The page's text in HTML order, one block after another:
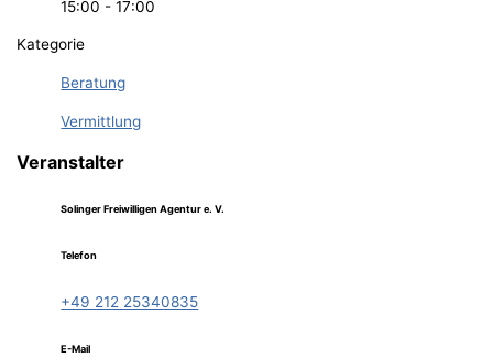
15:00 - 17:00
Kategorie
Beratung
Vermittlung
Veranstalter
Solinger Freiwilligen Agentur e. V.
Telefon
+49 212 25340835
E-Mail